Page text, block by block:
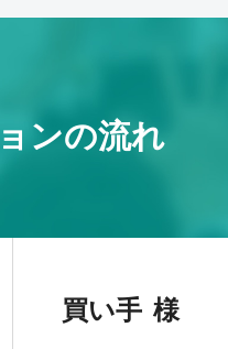
ンの流れ
買い手